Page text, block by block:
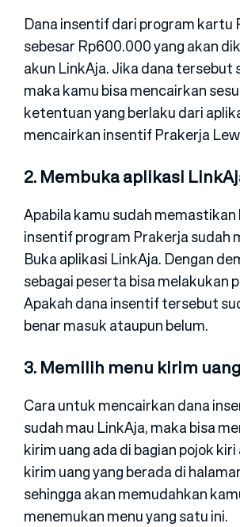
Dana insentif dari program kartu
sebesar Rp600.000 yang akan
akun LinkAja. Jika dana tersebut
maka kamu bisa mencairkan
ketentuan yang berlaku dari
mencairkan insentif Prakerja
2. Membuka aplikasi
Apabila kamu sudah memastikan
insentif program Prakerja sudah
Buka aplikasi LinkAja. Dengan
sebagai peserta bisa melakukan
Apakah dana insentif tersebut
benar masuk ataupun belum.
3. Memilih menu kirim uang
Cara untuk mencairkan dana
sudah mau LinkAja, maka bisa
kirim uang ada di bagian pojok
kirim uang yang berada di
sehingga akan memudahkan
menemukan menu yang satu ini.